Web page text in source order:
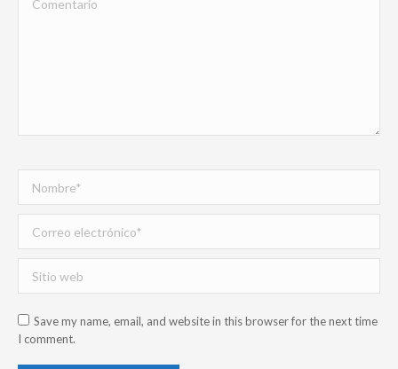
Save my name, email, and website in this browser for the next time
I comment.